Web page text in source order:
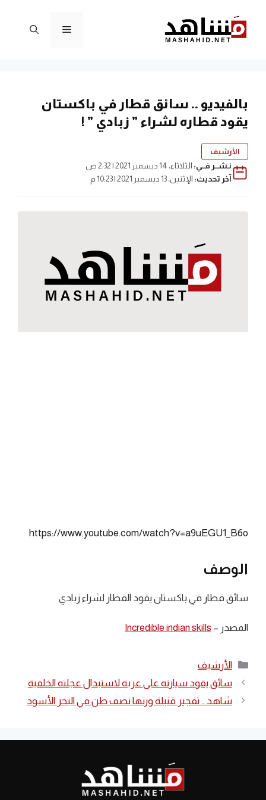
المحتوى
القائمة
بالفيديو .. سائق قطار في باكستان
يقود قطاره لشراء ” زبادي ” !
الأرشيف
نـشــر فــي: الثلاثاء، 14 ديسمبر 2021 | 2:32 ص
آخر تحديث: الإثنين، 13 ديسمبر 2021 | 10:23 م
https://www.youtube.com/watch?v=a9uEGU1_B6o
الوصف
سائق قطار في باكستان يقود القطار لشراء زبادي
المصدر – Incredible indian skills
التصنيفات
الأرشيف
سائق يقود سيارته على عربة لاستبدال عجلته الخلفية
شاهد .. تفجير قنبلة وزنها نصف طن في البحر الأسود